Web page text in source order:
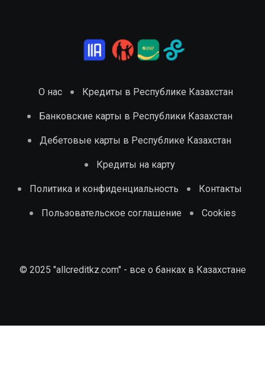
О нас Кредиты в Республике Казахстан
Банковские карты в Республики Казахстан
Дебетовые карты в Республике Казахстан
Кредиты на карту
Политика и конфиденциальность Контакты
Пользовательское соглашение Cookies
© 2025 "allcreditkz.com" - все о банках в Казахстане